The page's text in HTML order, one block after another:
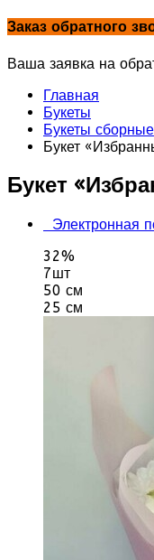
Заказ обратного
Ваша заявка на
Главная
Букеты
Букеты сборные
Букет
Букет
Электронная
32%
7шт
50 см
25 см